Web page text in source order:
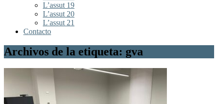
L’assut 19
L’assut 20
L’assut 21
Contacto
Archivos de la etiqueta: gva